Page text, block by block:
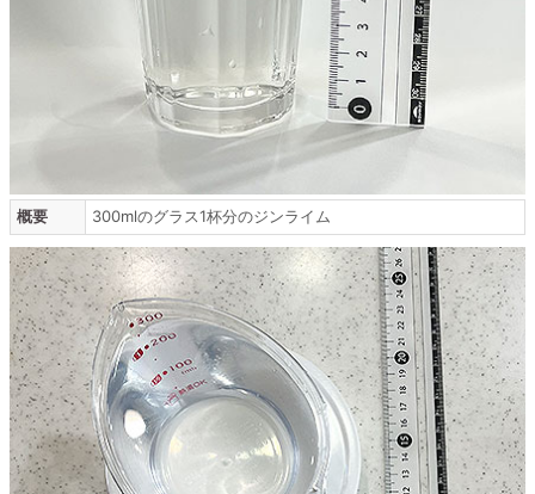
概要 300mlのグラス1杯分のジンライム